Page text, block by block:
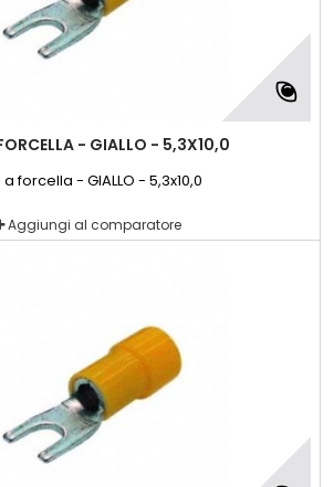
- GIALLO - 5,3X10,0
a forcella - GIALLO - 5,3x10,0
Aggiungi al comparatore